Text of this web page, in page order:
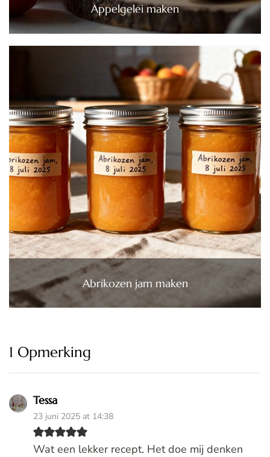
Appelgelei maken
Abrikozen jam maken
1 Opmerking
Tessa
23 juni 2025 at 14:38
Wat een lekker recept. Het doe mij denken